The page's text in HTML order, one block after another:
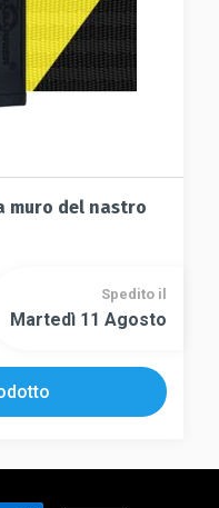
muro del nastro
Spedito il
Martedì 11 Agosto